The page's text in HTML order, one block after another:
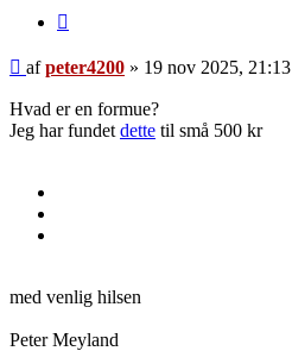
Indlæg
afpeter4200 » 19 nov 2025, 21:13
Hvad er en formue?
Jeg har fundet dette til små 500 kr
med venlig hilsen
Peter Meyland